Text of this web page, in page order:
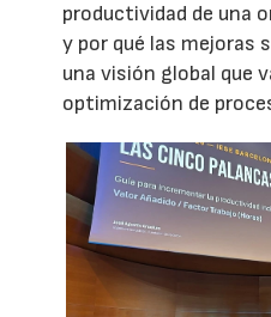
productividad de una
y por qué las mejoras
una visión global que
optimización de